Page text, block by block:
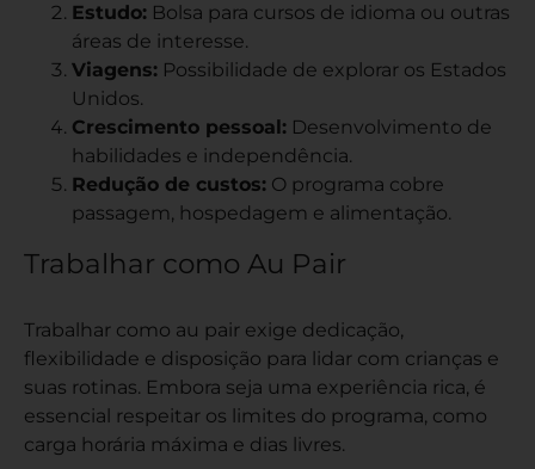
Estudo: Bolsa para cursos de idioma ou outras
áreas de interesse.
Viagens: Possibilidade de explorar os Estados
Unidos.
Crescimento pessoal: Desenvolvimento de
habilidades e independência.
Redução de custos: O programa cobre
passagem, hospedagem e alimentação.
Trabalhar como Au Pair
Trabalhar como au pair exige dedicação,
flexibilidade e disposição para lidar com crianças e
suas rotinas. Embora seja uma experiência rica, é
essencial respeitar os limites do programa, como
carga horária máxima e dias livres.